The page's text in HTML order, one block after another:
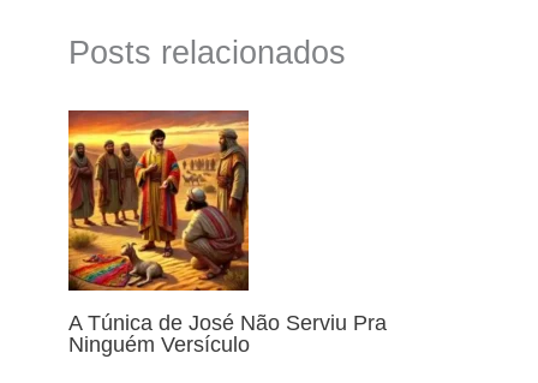
Posts relacionados
A Túnica de José Não Serviu Pra
Ninguém Versículo